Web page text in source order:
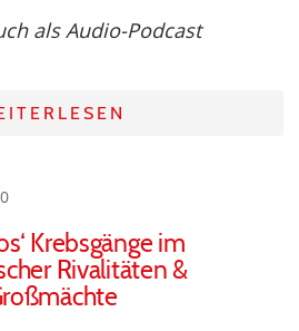
als Audio-Podcast
Krebsgänge im
Rivalitäten &